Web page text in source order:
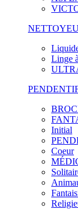
Linge
Initial
Coeur